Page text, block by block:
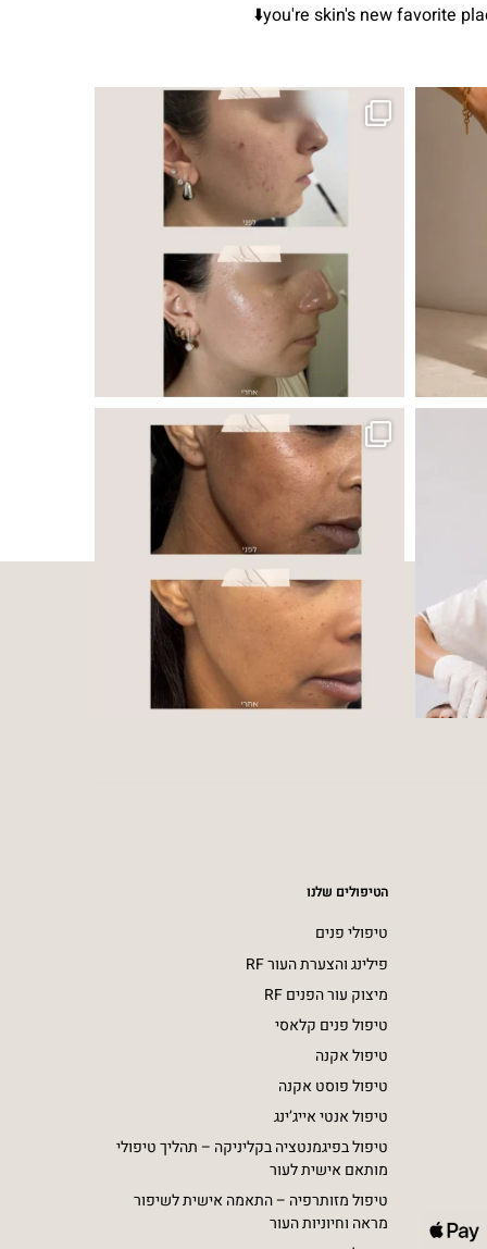
you're skin's new
אך לכל עור
העור
הטיפולים שלנו
טיפולי פנים
פילינג והצערת העור RF
מיצוק עור הפנים RF
טיפול פנים קלאסי
טיפול אקנה
טיפול פוסט אקנה
טיפול אנטי אייג’ינג
טיפול בפיגמנטציה בקליניקה – תהליך טיפולי
מותאם אישית לעור
טיפול מזותרפיה – התאמה אישית לשיפור מראה
וחיוניות העור